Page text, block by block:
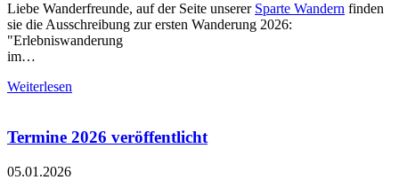
Liebe Wanderfreunde, auf der Seite unserer Sparte Wandern finden
sie die Ausschreibung zur ersten Wanderung 2026:
"Erlebniswanderung
im…
Weiterlesen
Termine 2026 veröffentlicht
05.01.2026